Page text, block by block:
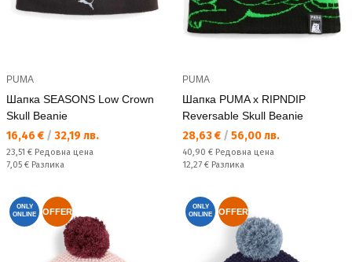
PUMA
Шапка SEASONS Low Crown
Skull Beanie
Текуща цена:
16,46 € / 32,19 лв.
Редовна цена:
23,51 € Редовна цена
Спестявате:
7,05 € Разлика
PUMA
Шапка PUMA x RIPNDIP
Reversable Skull Beanie
Текуща цена:
28,63 € / 56,00 лв.
Редовна цена:
40,90 € Редовна цена
Спестявате:
12,27 € Разлика
ONLY
ONLINE
OFFER
ONLY
ONLINE
OFFER